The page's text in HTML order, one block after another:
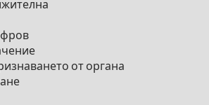
от органа